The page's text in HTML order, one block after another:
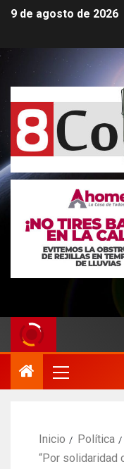
9 de agosto de 2026
Mayo.
Inicio
Política
“Por solidaridad